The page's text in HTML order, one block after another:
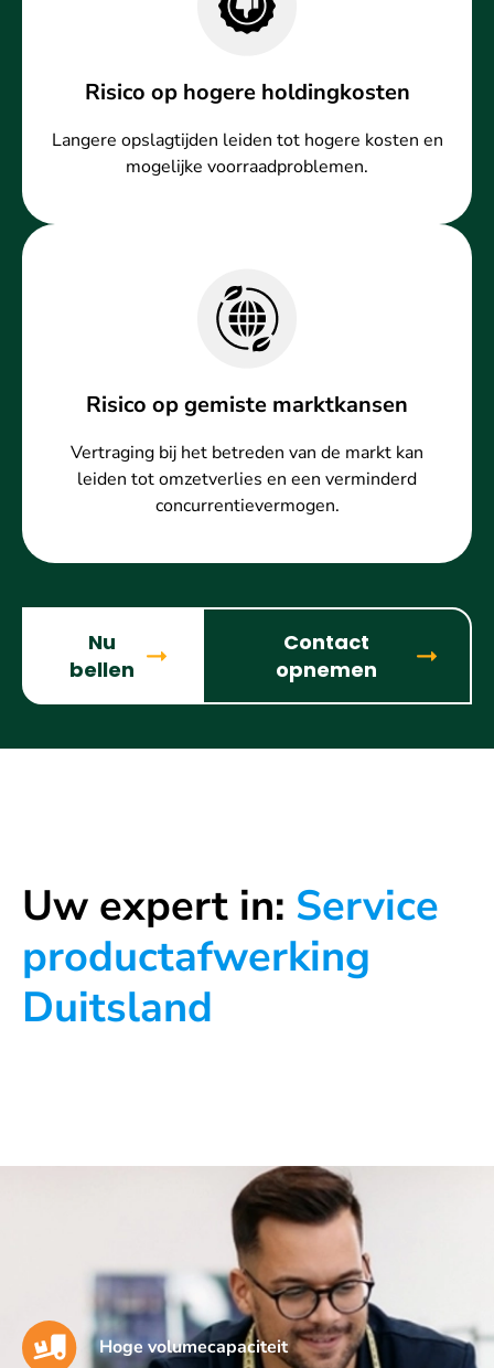
Risico op hogere holdingkosten
Langere opslagtijden leiden tot hogere kosten en
mogelijke voorraadproblemen.
Risico op gemiste marktkansen
Vertraging bij het betreden van de markt kan
leiden tot omzetverlies en een verminderd
concurrentievermogen.
Nu
bellen
Contact
opnemen
Uw expert in: Service
productafwerking
Duitsland
Hoge volumecapaciteit